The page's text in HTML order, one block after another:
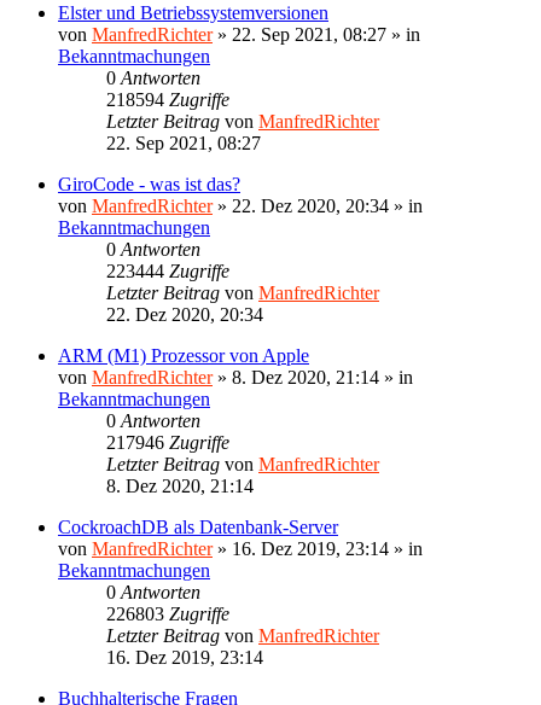
Elster und Betriebssystemversionen
von ManfredRichter» 22. Sep 2021, 08:27 » in
Bekanntmachungen
0 Antworten
218594 Zugriffe
Letzter Beitrag von ManfredRichter
22. Sep 2021, 08:27
GiroCode - was ist das?
von ManfredRichter» 22. Dez 2020, 20:34 » in
Bekanntmachungen
0 Antworten
223444 Zugriffe
Letzter Beitrag von ManfredRichter
22. Dez 2020, 20:34
ARM (M1) Prozessor von Apple
von ManfredRichter» 8. Dez 2020, 21:14 » in
Bekanntmachungen
0 Antworten
217946 Zugriffe
Letzter Beitrag von ManfredRichter
8. Dez 2020, 21:14
CockroachDB als Datenbank-Server
von ManfredRichter» 16. Dez 2019, 23:14 » in
Bekanntmachungen
0 Antworten
226803 Zugriffe
Letzter Beitrag von ManfredRichter
16. Dez 2019, 23:14
Buchhalterische Fragen